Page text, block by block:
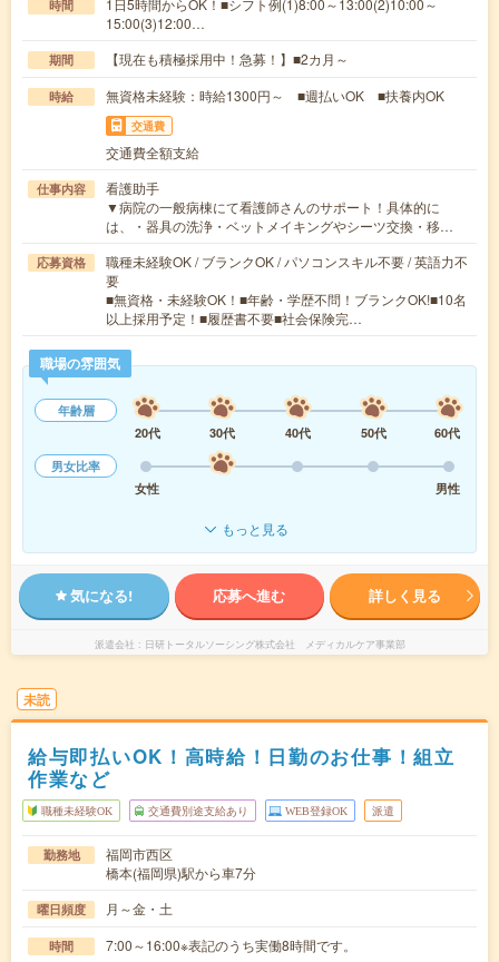
時間
1日5時間からOK！■シフト例(1)8:00～13:00(2)10:00～
15:00(3)12:00…
期間 【現在も積極採用中！急募！】■2カ月～
時給 無資格未経験：時給1300円～ ■週払いOK ■扶養内OK
交通費
交通費全額支給
仕事内容
看護助手
▼病院の一般病棟にて看護師さんのサポート！具体的に
は、・器具の洗浄・ベットメイキングやシーツ交換・移…
応募資格
職種未経験OK / ブランクOK / パソコンスキル不要 / 英語力不
要
■無資格・未経験OK！■年齢・学歴不問！ブランクOK!■10名
以上採用予定！■履歴書不要■社会保険完…
職場の雰囲気
年齢層
20代
30代 40代 50代
60代
男女比率
女性
男性
もっと見る
気になる! 応募へ進む 詳しく見る
派遣会社 日研トータルソーシング株式会社 メディカルケア事業部
未読
給与即払いOK！高時給！日勤のお仕事！組立
作業など
職種未経験OK 交通費別途支給あり WEB登録OK 派遣
勤務地
福岡市西区
橋本(福岡県)駅から車7分
曜日頻度 月～金・土
時間 7:00～16:00※表記のうち実働8時間です。